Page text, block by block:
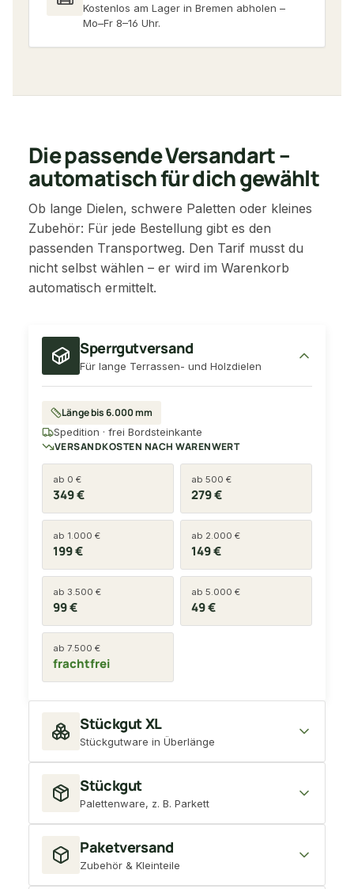
Kostenlos am Lager in Bremen abholen –
Mo–Fr 8–16 Uhr.
Die passende Versandart –
automatisch für dich gewählt
Ob lange Dielen, schwere Paletten oder kleines
Zubehör: Für jede Bestellung gibt es den
passenden Transportweg. Den Tarif musst du
nicht selbst wählen – er wird im Warenkorb
automatisch ermittelt.
Sperrgutversand
Für lange Terrassen- und Holzdielen
Länge bis 6.000 mm
Spedition · frei Bordsteinkante
VERSANDKOSTEN NACH WARENWERT
ab 0 €
349 €
ab 500 €
279 €
ab 1.000 €
199 €
ab 2.000 €
149 €
ab 3.500 €
99 €
ab 5.000 €
49 €
ab 7.500 €
frachtfrei
Stückgut XL
Stückgutware in Überlänge
Länge ab 2.300 mm
VERSANDKOSTEN NACH WARENWERT
249 €
Stückgut
Palettenware, z. B. Parkett
bis 2.300 mm max. 620 kg
Spedition · Palette
VERSANDKOSTEN NACH WARENWERT
Paketversand
Zubehör & Kleinteile